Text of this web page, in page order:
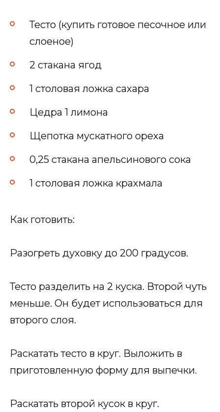
Тесто (купить готовое песочное или
слоеное)
2 стакана ягод
1 столовая ложка сахара
Цедра 1 лимона
Щепотка мускатного ореха
0,25 стакана апельсинового сока
1 столовая ложка крахмала
Как готовить:
Разогреть духовку до 200 градусов.
Тесто разделить на 2 куска. Второй чуть
меньше. Он будет использоваться для
второго слоя.
Раскатать тесто в круг. Выложить в
приготовленную форму для выпечки.
Раскатать второй кусок в круг.